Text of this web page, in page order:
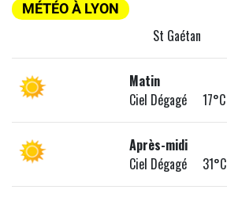
MÉTÉO À LYON
St Gaétan
Matin
Ciel Dégagé 17°C
Après-midi
Ciel Dégagé 31°C